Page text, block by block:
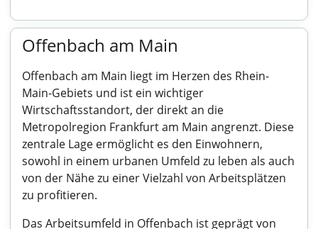
Offenbach am Main
Offenbach am Main liegt im Herzen des Rhein-
Main-Gebiets und ist ein wichtiger
Wirtschaftsstandort, der direkt an die
Metropolregion Frankfurt am Main angrenzt. Diese
zentrale Lage ermöglicht es den Einwohnern,
sowohl in einem urbanen Umfeld zu leben als auch
von der Nähe zu einer Vielzahl von Arbeitsplätzen
zu profitieren.
Das Arbeitsumfeld in Offenbach ist geprägt von